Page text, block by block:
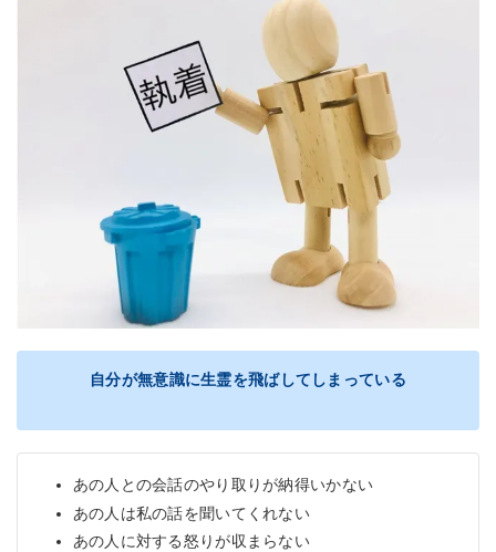
自分が無意識に生霊を飛ばしてしまっている
あの人との会話のやり取りが納得いかない
あの人は私の話を聞いてくれない
あの人に対する怒りが収まらない